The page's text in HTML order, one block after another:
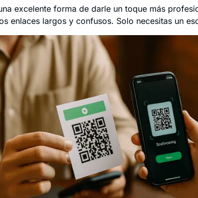
excelente forma de darle un toque más
enlaces largos y confusos. Solo necesitas un